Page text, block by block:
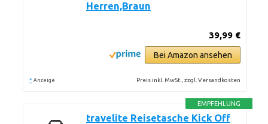
Herren,Braun
39,99 €
Bei Amazon ansehen
* Anzeige Preis inkl. MwSt., zzgl. Versandkosten
EMPFEHLUNG
travelite Reisetasche Kick Off